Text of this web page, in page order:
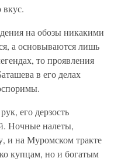
вкус.
на обозы никакими
а основываются лишь
то проявления
в его делах
его дерзость
Ночные налеты,
и на Муромском тракте
купцам, но и богатым